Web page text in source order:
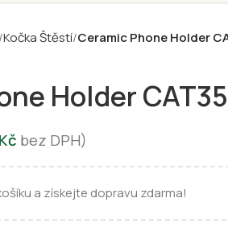
Kočka Štěstí Ceramic Phone Holder
Holder
Kč bez DPH)
a získejte dopravu zdarma!